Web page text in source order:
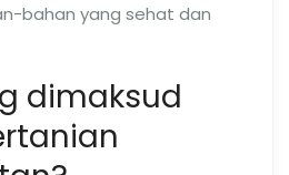
bahan yang sehat dan
dimaksud